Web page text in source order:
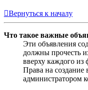
Вернуться к началу
Что такое важные
Эти объявления
должны прочесть
вверху каждого
Права на создание
администратором